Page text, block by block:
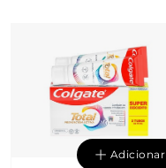
Adicionar